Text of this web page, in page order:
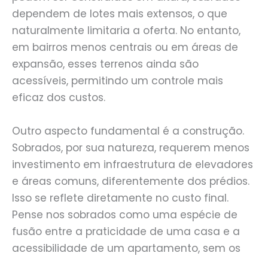
dependem de lotes mais extensos, o que
naturalmente limitaria a oferta. No entanto,
em bairros menos centrais ou em áreas de
expansão, esses terrenos ainda são
acessíveis, permitindo um controle mais
eficaz dos custos.
Outro aspecto fundamental é a construção.
Sobrados, por sua natureza, requerem menos
investimento em infraestrutura de elevadores
e áreas comuns, diferentemente dos prédios.
Isso se reflete diretamente no custo final.
Pense nos sobrados como uma espécie de
fusão entre a praticidade de uma casa e a
acessibilidade de um apartamento, sem os